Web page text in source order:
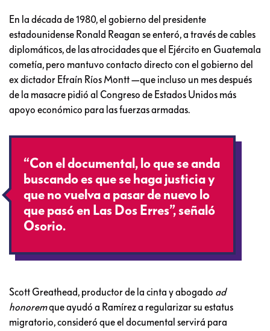
En la década de 1980, el gobierno del presidente
estadounidense Ronald Reagan se enteró, a través de cables
diplomáticos, de las atrocidades que el Ejército en Guatemala
cometía, pero mantuvo contacto directo con el gobierno del
ex dictador Efraín Ríos Montt —que incluso un mes después
de la masacre pidió al Congreso de Estados Unidos más
apoyo económico para las fuerzas armadas.
“Con el documental, lo que se anda
buscando es que se haga justicia y
que no vuelva a pasar de nuevo lo
que pasó en Las Dos Erres”, señaló
Osorio.
Scott Greathead, productor de la cinta y abogado ad
honoremque ayudó a Ramírez a regularizar su estatus
migratorio, consideró que el documental servirá para